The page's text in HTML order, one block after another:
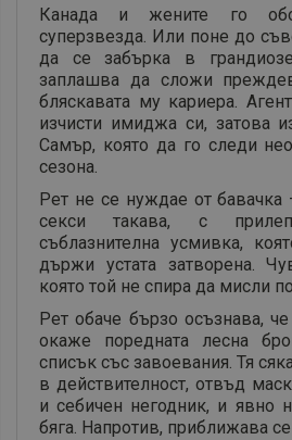
Канада и жените го
суперзвезда. Или поне до
да се забърка в
заплашва да сложи
бляскавата му кариера.
изчисти имиджа си, затова
Самър, която да го следи
сезона.
Рет не се нуждае от
секси такава, с
съблазнителна усмивка,
държи устата затворена.
която той не спира да мисли
Рет обаче бързо осъзнава,
окаже поредната лесна
списък със завоевания. Тя
в действителност, отвъд
и себичен негодник, и явно
бяга. Напротив, приближава